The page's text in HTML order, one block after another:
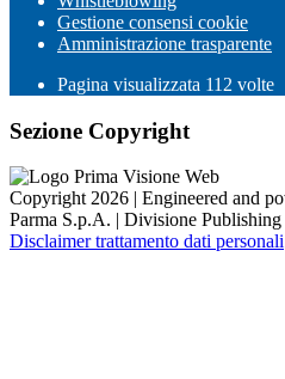
Gestione consensi cookie
Amministrazione trasparente
Pagina visualizzata 112 volte
Sezione Copyright
Copyright 2026 | Engineered and
Parma S.p.A. | Divisione
Disclaimer trattamento dati personali